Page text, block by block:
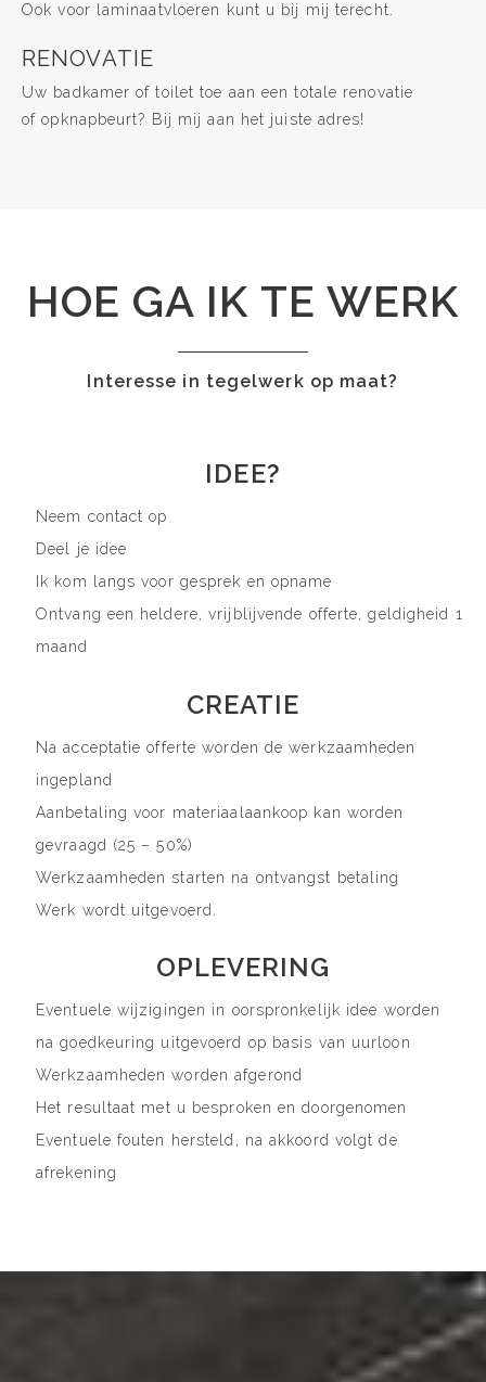
Ook voor laminaatvloeren kunt u bij mij terecht.
RENOVATIE
Uw badkamer of toilet toe aan een totale renovatie
of opknapbeurt? Bij mij aan het juiste adres!
HOE GA IK TE WERK
Interesse in tegelwerk op maat?
IDEE?
Neem contact op
Deel je idee
Ik kom langs voor gesprek en opname
Ontvang een heldere, vrijblijvende offerte, geldigheid 1
maand
CREATIE
Na acceptatie offerte worden de werkzaamheden
ingepland
Aanbetaling voor materiaalaankoop kan worden
gevraagd (25 – 50%)
Werkzaamheden starten na ontvangst betaling
Werk wordt uitgevoerd.
OPLEVERING
Eventuele wijzigingen in oorspronkelijk idee worden
na goedkeuring uitgevoerd op basis van uurloon
Werkzaamheden worden afgerond
Het resultaat met u besproken en doorgenomen
Eventuele fouten hersteld, na akkoord volgt de
afrekening